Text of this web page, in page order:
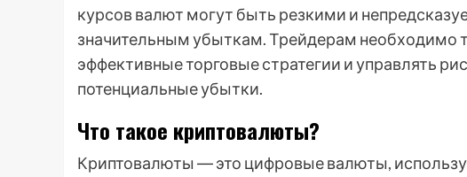
курсов валют могут быть резкими и
значительным убыткам. Трейдерам необходимо
эффективные торговые стратегии и управлять
потенциальные убытки.
Что такое криптовалюты?
Криптовалюты ― это цифровые валюты,